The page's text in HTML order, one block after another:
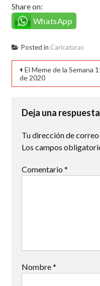
Share on:
WhatsApp
Posted in Caricaturas
Navegación
de
entradas
El Meme de la Semana
de 2020
Deja una respuesta
Tu dirección de
Los campos
Comentario *
Nombre*